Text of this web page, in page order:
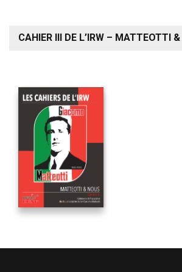
CAHIER III DE L’IRW – MATTEOTTI